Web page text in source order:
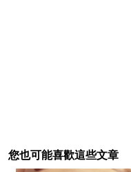
您也可能喜歡這些文章